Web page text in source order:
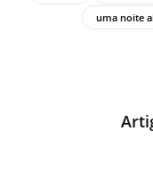
uma noite